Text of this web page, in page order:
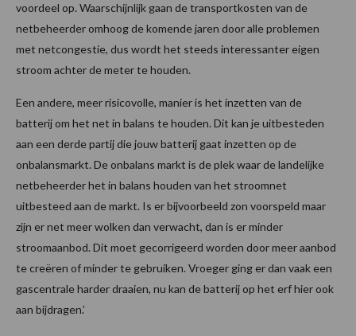
voordeel op. Waarschijnlijk gaan de transportkosten van de
netbeheerder omhoog de komende jaren door alle problemen
met netcongestie, dus wordt het steeds interessanter eigen
stroom achter de meter te houden.
Een andere, meer risicovolle, manier is het inzetten van de
batterij om het net in balans te houden. Dit kan je uitbesteden
aan een derde partij die jouw batterij gaat inzetten op de
onbalansmarkt. De onbalans markt is de plek waar de landelijke
netbeheerder het in balans houden van het stroomnet
uitbesteed aan de markt. Is er bijvoorbeeld zon voorspeld maar
zijn er net meer wolken dan verwacht, dan is er minder
stroomaanbod. Dit moet gecorrigeerd worden door meer aanbod
te creëren of minder te gebruiken. Vroeger ging er dan vaak een
gascentrale harder draaien, nu kan de batterij op het erf hier ook
aan bijdragen.’